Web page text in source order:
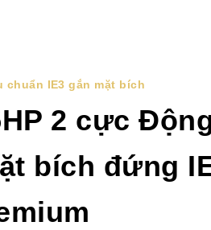
IE3 gắn mặt bích
2 cực
bích đứng